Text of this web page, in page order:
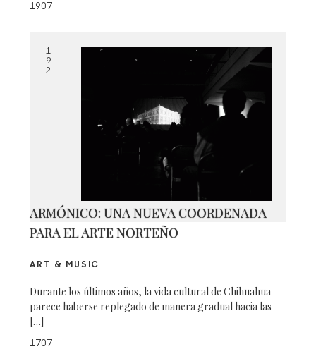
1907
1
9
2
ARMÓNICO: UNA NUEVA COORDENADA
PARA EL ARTE NORTEÑO
ART & MUSIC
Durante los últimos años, la vida cultural de Chihuahua
parece haberse replegado de manera gradual hacia las
[…]
1707